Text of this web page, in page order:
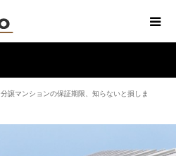
分譲マンションの保証期限、知らないと損しま